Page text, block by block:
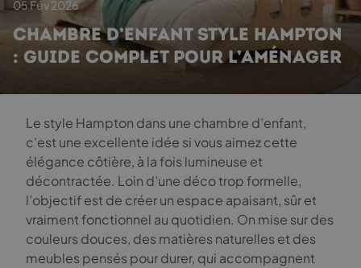
05 Fév 2026
CHAMBRE D’ENFANT STYLE HAMPTON
: GUIDE COMPLET POUR L’AMÉNAGER
Le style Hampton dans une chambre d’enfant,
c’est une excellente idée si vous aimez cette
élégance côtière, à la fois lumineuse et
décontractée. Loin d’une déco trop formelle,
l’objectif est de créer un espace apaisant, sûr et
vraiment fonctionnel au quotidien. On mise sur des
couleurs douces, des matières naturelles et des
meubles pensés pour durer, qui accompagnent